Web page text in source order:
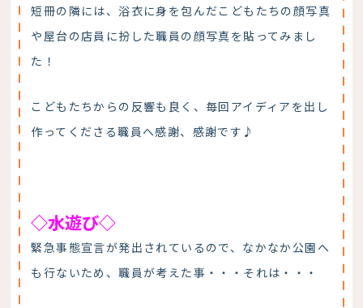
短冊の隣には、浴衣に身を包んだこどもたちの顔写真
や屋台の店員に扮した職員の顔写真を貼ってみまし
た！
こどもたちからの反響も良く、毎回アイディアを出し
作ってくださる職員へ感謝、感謝です♪
◇水遊び◇
緊急事態宣言が発出されているので、なかなか公園へ
も行ないため、職員が考えた事・・・それは・・・